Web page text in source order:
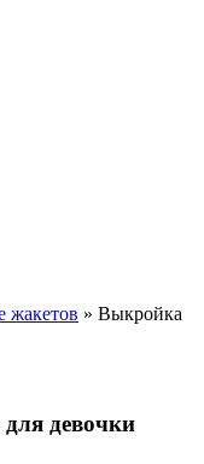
жакетов » Выкройка
девочки